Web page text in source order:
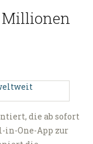
Millionen
die ab sofort
in-One-App zur